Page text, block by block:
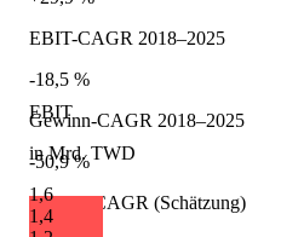
EBIT
in Mrd. TWD
1,6
1,4
EBIT-CAGR 2018–2025
-18,5 %
Gewinn-CAGR 2018–2025
-50,9 %
Umsatz-CAGR (Schätzung)